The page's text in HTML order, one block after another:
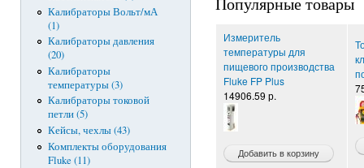
Калибраторы Вольт/мА
(1)
Калибраторы давления
(20)
Калибраторы
температуры (3)
Калибраторы токовой
петли (5)
Кейсы, чехлы (43)
Комплекты оборудования
Fluke (11)
Измеритель
температуры для
пищевого производства
Fluke FP Plus
14906.59 р.